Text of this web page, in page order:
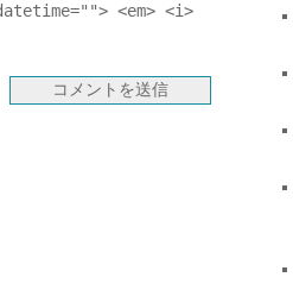
<em> <i>